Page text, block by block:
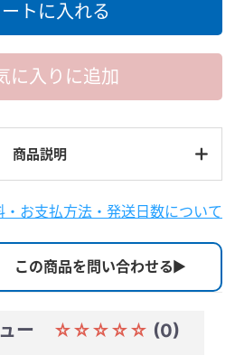
トに入れる
に入りに追加
商品説明
・お支払方法・発送日数について
この商品を問い合わせる
ー ☆☆☆☆☆ (0)